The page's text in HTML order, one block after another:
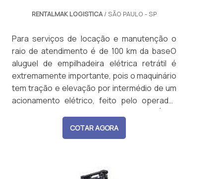
RENTALMAK LOGISTICA/ SÃO PAULO - SP
Para serviços de locação e manutenção o
raio de atendimento é de 100 km da baseO
aluguel de empilhadeira elétrica retrátil é
extremamente importante, pois o maquinário
tem tração e elevação por intermédio de um
acionamento elétrico, feito pelo operador
ÓTIMO INVESTIMENTOO objetivo da locação
desse tipo de máquina é assegurar que as
COTAR AGORA